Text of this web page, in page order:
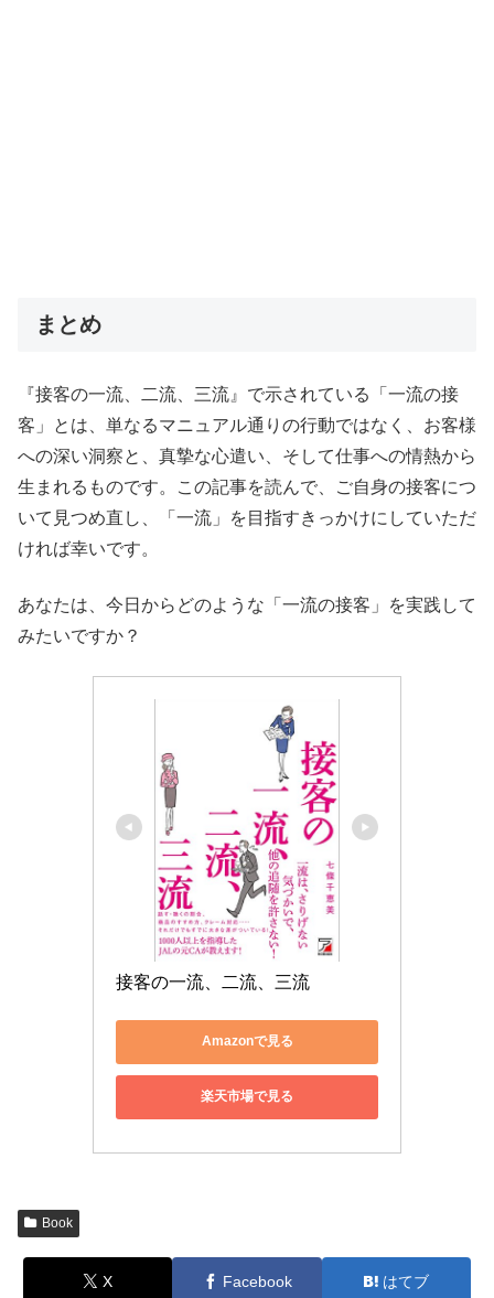
まとめ
『接客の一流、二流、三流』で示されている「一流の接
客」とは、単なるマニュアル通りの行動ではなく、お客様
への深い洞察と、真摯な心遣い、そして仕事への情熱から
生まれるものです。この記事を読んで、ご自身の接客につ
いて見つめ直し、「一流」を目指すきっかけにしていただ
ければ幸いです。
あなたは、今日からどのような「一流の接客」を実践して
みたいですか？
接客の一流、二流、三流
Amazonで見る
楽天市場で見る
Book
X Facebook はてブ